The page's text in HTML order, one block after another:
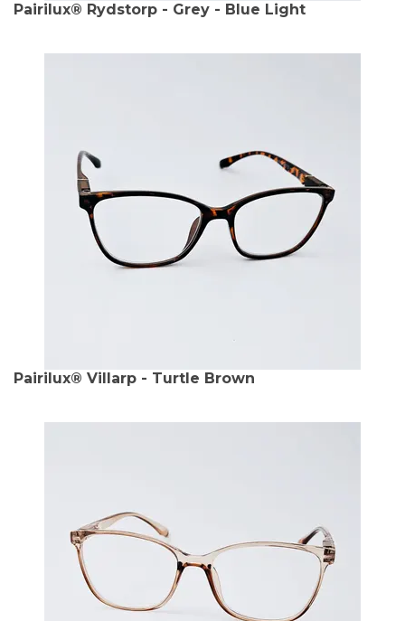
Pairilux® Rydstorp - Grey - Blue Light
Pairilux® Villarp - Turtle Brown